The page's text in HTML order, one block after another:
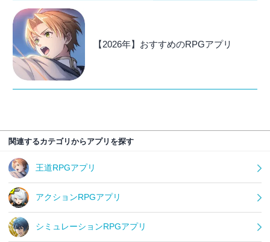
【2026年】おすすめのRPGアプリ
関連するカテゴリからアプリを探す
王道RPGアプリ
アクションRPGアプリ
シミュレーションRPGアプリ